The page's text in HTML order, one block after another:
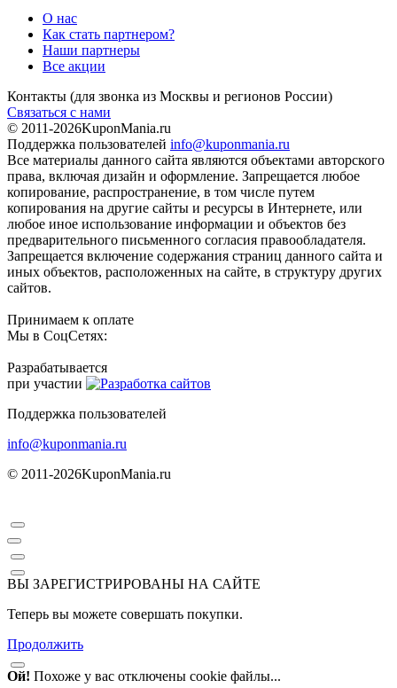
О нас
Как стать партнером?
Наши партнеры
Все акции
Контакты (для звонка из Москвы и регионов России)
Связаться с нами
© 2011-2026KuponMania.ru
Поддержка пользователей info@kuponmania.ru
Все материалы данного сайта являются объектами авторского
права, включая дизайн и оформление. Запрещается любое
копирование, распространение, в том числе путем
копирования на другие сайты и ресурсы в Интернете, или
любое иное использование информации и объектов без
предварительного письменного согласия правообладателя.
Запрещается включение содержания страниц данного сайта и
иных объектов, расположенных на сайте, в структуру других
сайтов.
Принимаем к оплате
Мы в СоцСетях:
Разрабатывается
при участии
Поддержка пользователей
info@kuponmania.ru
© 2011-2026KuponMania.ru
ВЫ ЗАРЕГИСТРИРОВАНЫ НА САЙТЕ
Теперь вы можете совершать покупки.
Продолжить
Ой! Похоже у вас отключены cookie файлы...